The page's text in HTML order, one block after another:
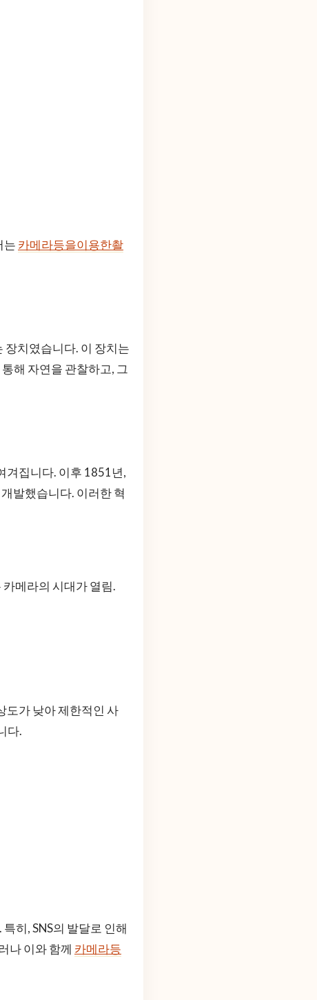
는 카메라등을이용한촬
치였습니다. 이 장치는
해 자연을 관찰하고, 그
겨집니다. 이후 1851년,
발했습니다. 이러한 혁
메라의 시대가 열림.
도가 낮아 제한적인 사
다.
히, SNS의 발달로 인해
나 이와 함께 카메라등